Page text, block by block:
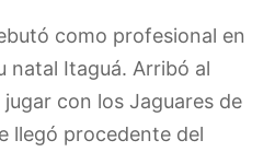
como profesional en
natal Itaguá. Arribó al
con los Jaguares de
llegó procedente del